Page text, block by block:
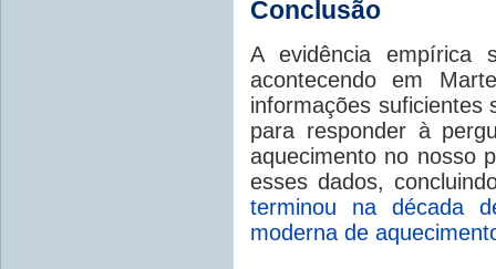
Conclusão
A evidência empírica
acontecendo em
informações suficientes
para responder à
aquecimento no nosso
esses dados,
terminou
na década
moderna de